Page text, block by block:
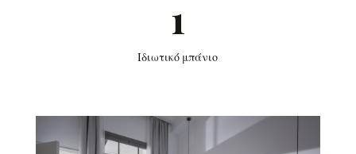
1
Ιδιωτικό μπάνιο